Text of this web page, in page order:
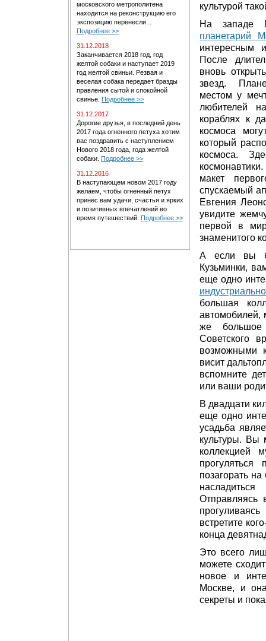
московского метрополитена
находится на реконструкцию его
экспозицию перенесли...
Подробнее >>
31.12.2018
Заканчивается 2018 год, год
желтой собаки и наступает 2019
год желтой свиньи. Резвая и
веселая собака передает бразды
правления сытой и спокойной
свинье. Подробнее >>
31.12.2017
Дорогие друзья, в последний день
2017 года огненного петуха хотим
вас поздравить с наступлением
Нового 2018 года, года желтой
собаки. Подробнее >>
31.12.2016
В наступающем новом 2017 году
желаем, чтобы огненный петух
принес вам удачи, счастья и ярких
и позитивных впечатлений во
время путешествий. Подробнее >>
культурой
На западе
планетарий
интересным
После
вновь
звезд.
местом у
любителей
кораблях к
космоса
который
космоса.
макет
спускаемый
Евгения
увидите
первой в
знаменитого
А если вы
Кузьминки,
еще одно
большая
автомобилей,
же большое
Советского
возможными
висит
вспомните
или ваши
В двадцати
еще одно
усадьба
культуры. Вы
коллекцией
позагорать
встретите
конца
Это всего
можете
новое и
Москве, и
секреты и